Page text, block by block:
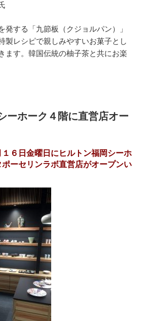
発する「九節板（クジョルパン）」
製レシピで親しみやすいお菓子とし
ます。韓国伝統の柚子茶と共にお楽
ーホーク４階に直営店オー
１６日金曜日にヒルトン福岡シーホ
ーセリンラボ直営店がオープンい